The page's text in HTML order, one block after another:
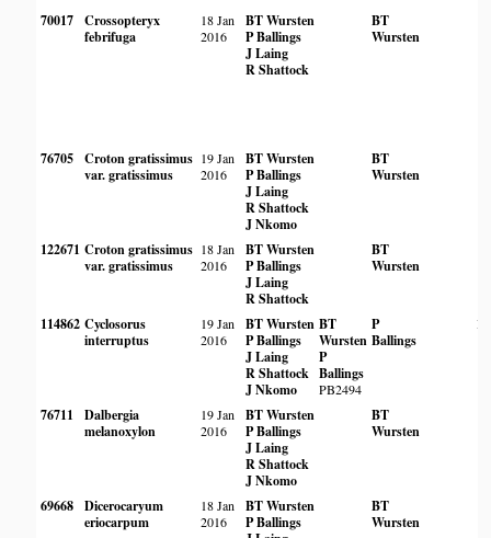
70017 Crossopteryx
febrifuga
18 Jan
2016
BT Wursten
P Ballings
J Laing
R Shattock
BT
Wursten
76705 Croton gratissimus
var. gratissimus
19 Jan
2016
BT Wursten
P Ballings
J Laing
R Shattock
J Nkomo
BT
Wursten
122671 Croton gratissimus
var. gratissimus
18 Jan
2016
BT Wursten
P Ballings
J Laing
R Shattock
BT
Wursten
114862 Cyclosorus
interruptus
19 Jan
2016
BT Wursten
P Ballings
J Laing
R Shattock
J Nkomo
BT
Wursten
P
Ballings
PB2494
P
Ballings
76711
Dalbergia
melanoxylon
19 Jan
2016
BT Wursten
P Ballings
J Laing
R Shattock
J Nkomo
BT
Wursten
69668 Dicerocaryum
eriocarpum
18 Jan
2016
BT Wursten
P Ballings
BT
Wursten